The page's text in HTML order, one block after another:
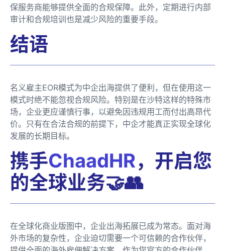
保服务商能够提供全面的合规保障。此外，定期进行内部
审计和合规培训也是减少风险的重要手段。
结语
名义雇主EOR模式为中企出海提供了便利，但在使用这一
模式时绝不能忽视合规风险。特别是在沙特这样的特殊市
场，企业更应谨慎行事，以避免因违规用工而付出高昂代
价。只有在合法合规的前提下，中企才能真正实现全球化
发展的长期目标。
携手ChaadHR，开启您
的全球业务🤝👥
在全球化商业版图中，企业出海拓展已成为常态。面对海
外市场的复杂性，企业迫切需要一个可信赖的合作伙伴，